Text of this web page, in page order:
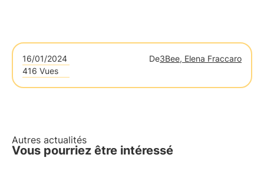
16/01/2024 De3Bee, Elena Fraccaro
416 Vues
Autres actualités
Vous pourriez être intéressé